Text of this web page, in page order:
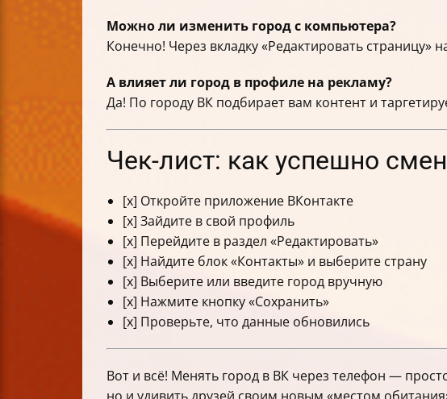
Можно ли изменить город с компьютера?
Конечно! Через вкладку «Редактировать
А влияет ли город в профиле на рекламу?
Да! По городу ВК подбирает вам контент и
Чек-лист: как успешно
[x] Откройте приложение ВКонтакте
[x] Зайдите в свой профиль
[x] Перейдите в раздел «Редактировать»
[x] Найдите блок «Контакты» и выберите страну
[x] Выберите или введите город вручную
[x] Нажмите кнопку «Сохранить»
[x] Проверьте, что данные обновились
Вот и всё! Менять город в ВК через телефон —